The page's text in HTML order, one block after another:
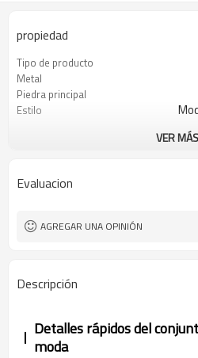
propiedad
Tipo de producto
Metal
Piedra principal
Estilo
VER MÁS
Evaluacion
AGREGAR UNA OPINIÓN
Descripción
Detalles rápidos del
moda